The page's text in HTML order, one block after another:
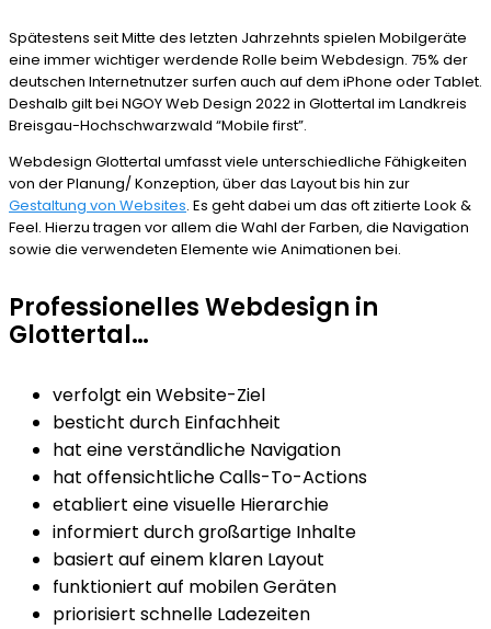
Spätestens seit Mitte des letzten Jahrzehnts spielen Mobilgeräte
eine immer wichtiger werdende Rolle beim Webdesign. 75% der
deutschen Internetnutzer surfen auch auf dem iPhone oder Tablet.
Deshalb gilt bei NGOY Web Design 2022 in Glottertal im Landkreis
Breisgau-Hochschwarzwald “Mobile first”.
Webdesign Glottertal umfasst viele unterschiedliche Fähigkeiten
von der Planung/ Konzeption, über das Layout bis hin zur
Gestaltung von Websites. Es geht dabei um das oft zitierte Look &
Feel. Hierzu tragen vor allem die Wahl der Farben, die Navigation
sowie die verwendeten Elemente wie Animationen bei.
Professionelles Webdesign in
Glottertal…
verfolgt ein Website-Ziel
besticht durch Einfachheit
hat eine verständliche Navigation
hat offensichtliche Calls-To-Actions
etabliert eine visuelle Hierarchie
informiert durch großartige Inhalte
basiert auf einem klaren Layout
funktioniert auf mobilen Geräten
priorisiert schnelle Ladezeiten